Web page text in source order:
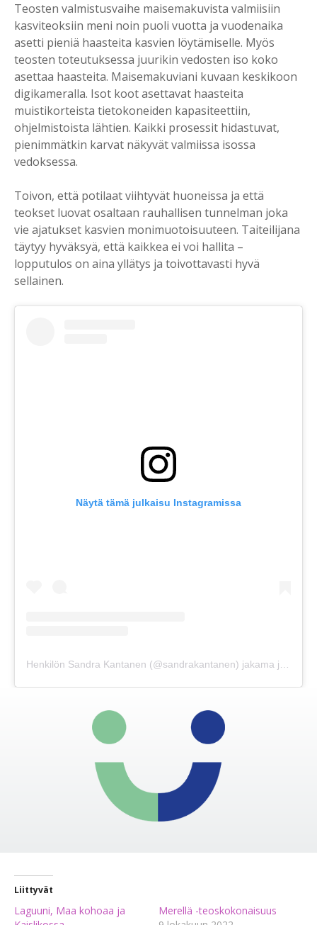
Teosten valmistusvaihe maisemakuvista valmiisiin
kasviteoksiin meni noin puoli vuotta ja vuodenaika
asetti pieniä haasteita kasvien löytämiselle. Myös
teosten toteutuksessa juurikin vedosten iso koko
asettaa haasteita. Maisemakuviani kuvaan keskikoon
digikameralla. Isot koot asettavat haasteita
muistikorteista tietokoneiden kapasiteettiin,
ohjelmistoista lähtien. Kaikki prosessit hidastuvat,
pienimmätkin karvat näkyvät valmiissa isossa
vedoksessa.
Toivon, että potilaat viihtyvät huoneissa ja että
teokset luovat osaltaan rauhallisen tunnelman joka
vie ajatukset kasvien monimuotoisuuteen. Taiteilijana
täytyy hyväksyä, että kaikkea ei voi hallita –
lopputulos on aina yllätys ja toivottavasti hyvä
sellainen.
Näytä tämä julkaisu Instagramissa
Liittyvät
Laguuni, Maa kohoaa ja
Merellä -teoskokonaisuus